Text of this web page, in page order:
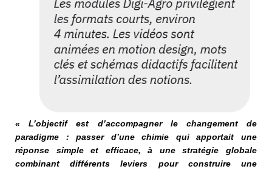
« L’objectif est d’accompagner le
changement de
paradigme : passer
d’une chimie qui apportait
une
réponse simple et efficace, à
une stratégie globale
combinant
différents leviers pour construire
une